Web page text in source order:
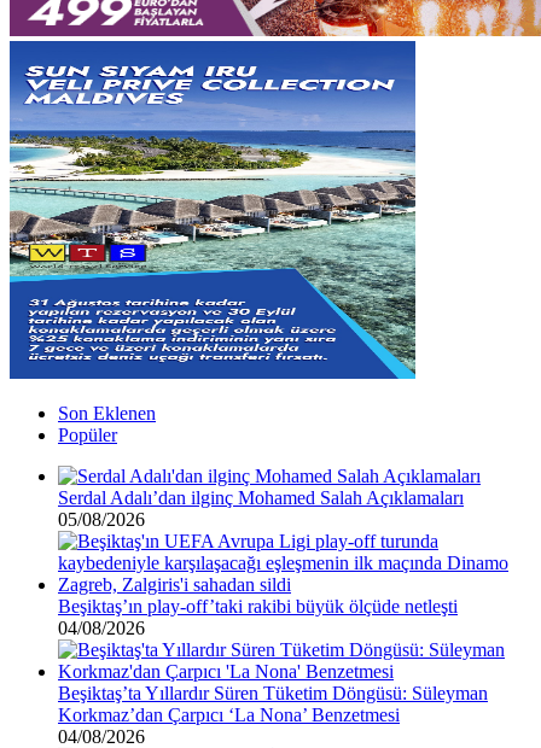
Son Eklenen
Popüler
Serdal Adalı’dan ilginç Mohamed Salah Açıklamaları
05/08/2026
Beşiktaş’ın play-off’taki rakibi büyük ölçüde netleşti
04/08/2026
Beşiktaş’ta Yıllardır Süren Tüketim Döngüsü: Süleyman
Korkmaz’dan Çarpıcı ‘La Nona’ Benzetmesi
04/08/2026